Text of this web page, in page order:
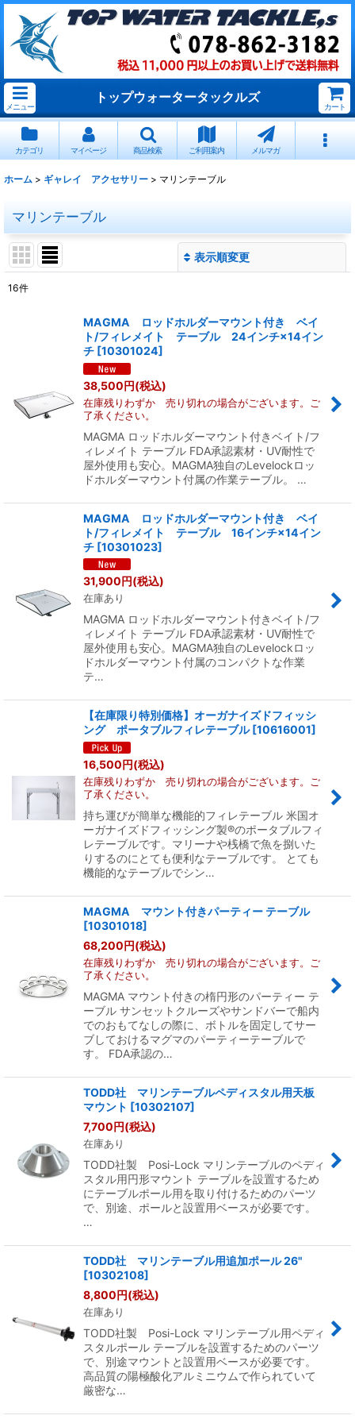
メニュー
トップウォータータックルズ
カート
カテゴリ マイページ 商品検索 ご利用案内 メルマガ
ホーム > ギャレイ アクセサリー > マリンテーブル
マリンテーブル
表示順変更
絞り込む
16件
MAGMA ロッドホルダーマウント付き ベイ
ト/フィレメイト テーブル 24インチ×14イン
チ [10301024]
38,500円(税込)
在庫残りわずか 売り切れの場合がございます。ご
了承ください。
MAGMA ロッドホルダーマウント付きベイト/フ
ィレメイト テーブル FDA承認素材・UV耐性で
屋外使用も安心。MAGMA独自のLevelockロッ
ドホルダーマウント付属の作業テーブル。 …
MAGMA ロッドホルダーマウント付き ベイ
ト/フィレメイト テーブル 16インチ×14イン
チ [10301023]
31,900円(税込)
在庫あり
MAGMA ロッドホルダーマウント付きベイト/フ
ィレメイト テーブル FDA承認素材・UV耐性で
屋外使用も安心。MAGMA独自のLevelockロッ
ドホルダーマウント付属のコンパクトな作業
テ…
【在庫限り特別価格】オーガナイズドフィッシ
ング ポータブルフィレテーブル [10616001]
16,500円(税込)
在庫残りわずか 売り切れの場合がございます。ご
了承ください。
持ち運びが簡単な機能的フィレテーブル 米国オ
ーガナイズドフィッシング製®のポータブルフィ
レテーブルです。マリーナや桟橋で魚を捌いた
りするのにとても便利なテーブルです。 とても
機能的なテーブルでシン…
MAGMA マウント付きパーティー テーブル
[10301018]
68,200円(税込)
在庫残りわずか 売り切れの場合がございます。ご
了承ください。
MAGMA マウント付きの楕円形のパーティー テ
ーブル サンセットクルーズやサンドバーで船内
でのおもてなしの際に、ボトルを固定してサー
ブしておけるマグマのパーティーテーブルで
す。 FDA承認の…
TODD社 マリンテーブルペディスタル用天板
マウント [10302107]
7,700円(税込)
在庫あり
TODD社製 Posi-Lock マリンテーブルのペディ
スタル用円形マウント テーブルを設置するため
にテーブルポール用を取り付けるためのパーツ
で、別途、ポールと設置用ベースが必要です。
…
TODD社 マリンテーブル用追加ポール 26"
[10302108]
8,800円(税込)
在庫あり
TODD社製 Posi-Lock マリンテーブル用ペディ
スタルポール テーブルを設置するためのパーツ
で、別途マウントと設置用ベースが必要です。
高品質の陽極酸化アルミニウムで作られていて
厳密な…